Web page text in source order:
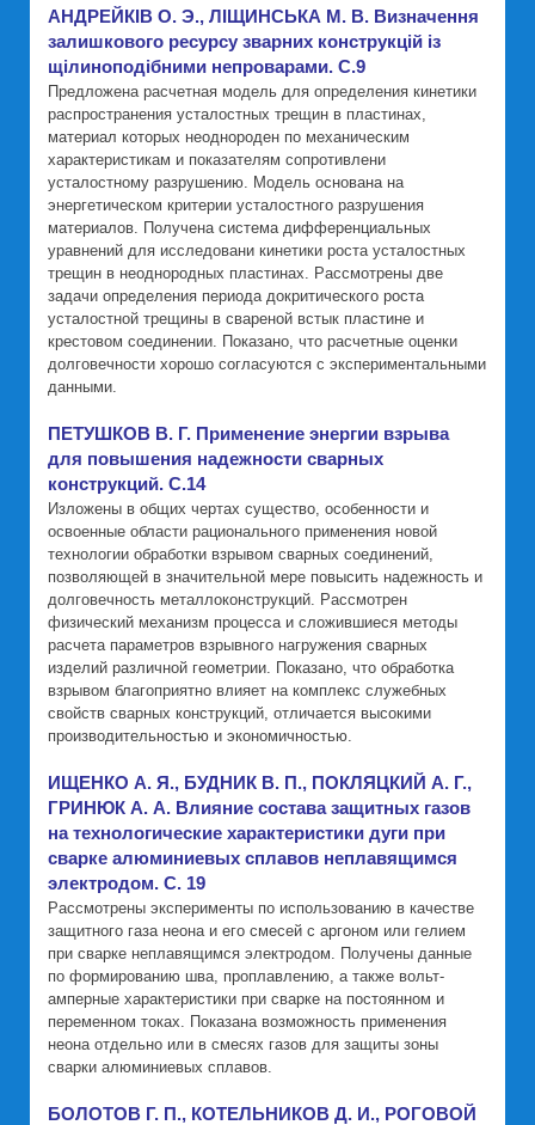
АНДРЕЙКIВ О. Э., ЛIЩИНСЬКА М. В. Визначення
залишкового ресурсу зварних конструкцiй iз
щiлиноподiбними непроварами. C.9
Предложена расчетная модель для определения кинетики
распространения усталостных трещин в пластинах,
материал которых неоднороден по механическим
характеристикам и показателям сопротивлени
усталостному разрушению. Модель основана на
энергетическом критерии усталостного разрушения
материалов. Получена система дифференциальных
уравнений для исследовани кинетики роста усталостных
трещин в неоднородных пластинах. Рассмотрены две
задачи определения периода докритического роста
усталостной трещины в свареной встык пластине и
крестовом соединении. Показано, что расчетные оценки
долговечности хорошо согласуются с экспериментальными
данными.
ПЕТУШКОВ В. Г. Применение энергии взрыва
для повышения надежности сварных
конструкций. C.14
Изложены в общих чертах существо, особенности и
освоенные области рационального применения новой
технологии обработки взрывом сварных соединений,
позволяющей в значительной мере повысить надежность и
долговечность металлоконструкций. Рассмотрен
физический механизм процесса и сложившиеся методы
расчета параметров взрывного нагружения сварных
изделий различной геометрии. Показано, что обработка
взрывом благоприятно влияет на комплекс служебных
свойств сварных конструкций, отличается высокими
производительностью и экономичностью.
ИЩЕНКО А. Я., БУДНИК В. П., ПОКЛЯЦКИЙ А. Г.,
ГРИНЮК А. А. Влияние состава защитных газов
на технологические характеристики дуги при
сварке алюминиевых сплавов неплавящимся
электродом. C. 19
Рассмотрены эксперименты по использованию в качестве
защитного газа неона и его смесей с аргоном или гелием
при сварке неплавящимся электродом. Получены данные
по формированию шва, проплавлению, а также вольт-
амперные характеристики при сварке на постоянном и
переменном токах. Показана возможность применения
неона отдельно или в смесях газов для защиты зоны
сварки алюминиевых сплавов.
БОЛОТОВ Г. П., КОТЕЛЬНИКОВ Д. И., РОГОВОЙ